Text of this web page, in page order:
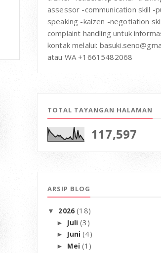
assessor -communication skill -
speaking -kaizen -negotiation
complaint handling untuk
kontak melalui:
atau WA +16615482068
TOTAL TAYANGAN HALAMAN
117,597
ARSIP BLOG
▼ 2026(18)
► Juli(3)
► Juni(4)
► Mei(1)